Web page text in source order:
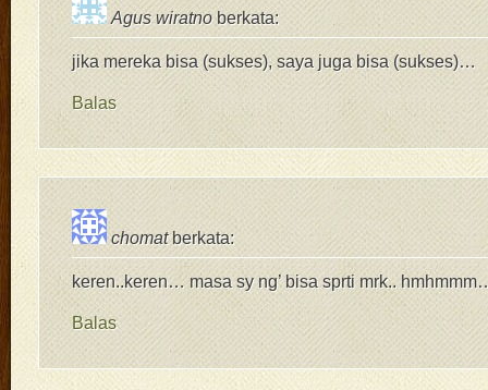
Agus wiratno berkata:
jika mereka bisa (sukses), saya juga bisa (sukses)…
Balas
chomat berkata:
keren..keren… masa sy ng’ bisa sprti mrk..
Balas